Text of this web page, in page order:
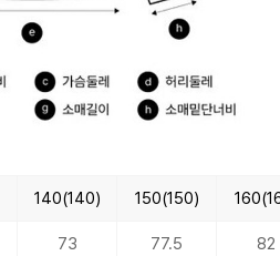
140(140) 150(150)
73 77.5 82